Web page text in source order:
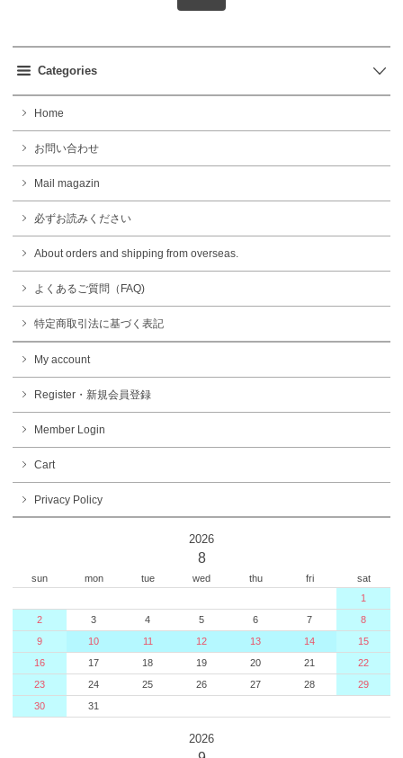
Categories
Home
お問い合わせ
Mail magazin
必ずお読みください
About orders and shipping from overseas.
よくあるご質問（FAQ)
特定商取引法に基づく表記
My account
Register・新規会員登録
Member Login
Cart
Privacy Policy
2026
8
sun mon tue wed thu fri
sat
1
2
3 4 5 6 7
8
9
10 11 12 13 14
15
16
17 18 19 20 21
22
23
24 25 26 27 28
29
30
31
2026